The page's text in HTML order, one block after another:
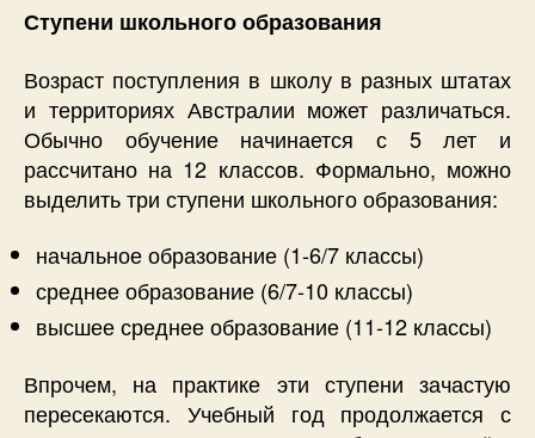
Ступени школьного образования
Возраст поступления в школу в разных штатах
и территориях Австралии может различаться.
Обычно обучение начинается с 5 лет и
рассчитано на 12 классов. Формально, можно
выделить три ступени школьного образования:
начальное образование (1-6/7 классы)
среднее образование (6/7-10 классы)
высшее среднее образование (11-12 классы)
Впрочем, на практике эти ступени зачастую
пересекаются. Учебный год продолжается с